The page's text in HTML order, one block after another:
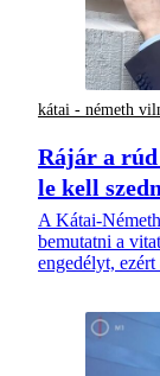
kátai - németh
Rájár a
le kell
A Kátai-
bemutatni a
engedélyt,